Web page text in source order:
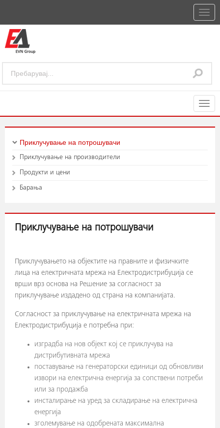
Приклучување на потрошувачи
Приклучување на производители
Продукти и цени
Барања
Приклучување на потрошувачи
Приклучувањето на објектите на правните и физичките
лица на електричната мрежа на Електродистрибуција се
врши врз основа на Решение за согласност за
приклучување издадено од страна на компанијата.
Согласност за приклучување на електричната мрежа на
Електродистрибуција е потребна при:
изградба на нов објект кој се приклучува на
дистрибутивната мрежа
поставување на генераторски единици од обновливи
извори на електрична енергија за сопствени потреби
или за продажба
инсталирање на уред за складирање на електрична
енергија
зголемување на одобрената максимална